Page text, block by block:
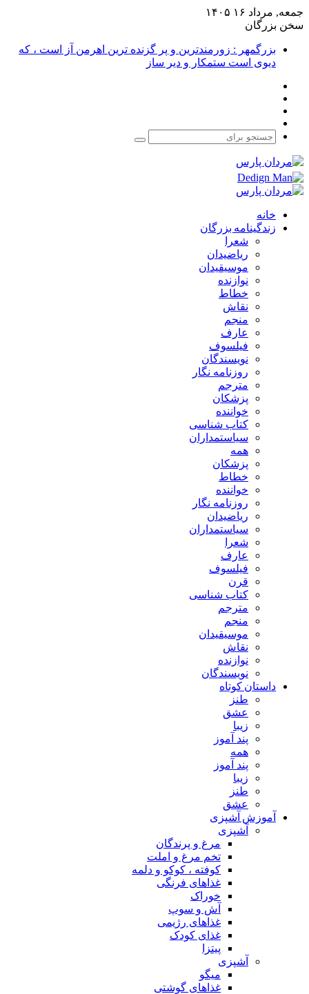
جمعه, مرداد ۱۶ ۱۴۰۵
سخن بزرگان
بزرگمهر : زورمندترین و پر گزنده ترین اهرمن آز است ، که
دیوی است ستمکار و دیر ساز
جستجو
خانه
زندگینامه بزرگان
شعرا
ریاضیدان
موسیقیدان
نوازنده
خطاط
نقاش
منجم
عارف
فیلسوف
نویسندگان
روزنامه نگار
مترجم
پزشکان
خواننده
کتاب شناسی
سیاستمداران
همه
پزشکان
خطاط
خواننده
روزنامه نگار
ریاضیدان
سیاستمداران
شعرا
عارف
فیلسوف
قرن
کتاب شناسی
مترجم
منجم
موسیقیدان
نقاش
نوازنده
نویسندگان
داستان کوتاه
طنز
عشق
زیبا
پند آموز
همه
پند آموز
زیبا
طنز
عشق
آموزش آشپزی
آشپزی
مرغ و پرندگان
تخم مرغ و املت
کوفته ، کوکو و دلمه
غذاهای فرنگی
خوراک
آش و سوپ
غذاهای رژیمی
غذای کودک
پیتزا
آشپزی
میگو
غذاهای گوشتی